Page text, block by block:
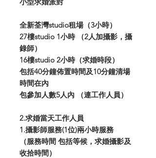
全新荃灣studio租場（3小時）
27樓studio 1小時 （2人加攝影，攝
錄師）
16樓studio 2小時（求婚時段）
包括40分鐘佈置時間及10分鐘清場
時間在內
包參加人數5人內 （連工作人員）
2.求婚當天工作人員
1.攝影師服務(1位)兩小時服務
（服務時間 包括等候，求婚攝影及
收拾時間）